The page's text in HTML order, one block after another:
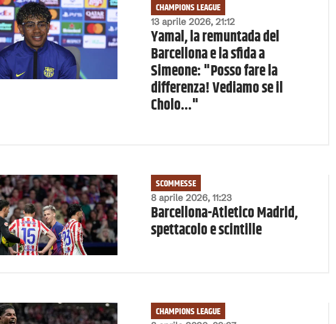
13 aprile 2026, 21:12
CHAMPIONS LEAGUE
Yamal, la remuntada del
Barcellona e la sfida a
Simeone: "Posso fare la
differenza! Vediamo se il
Cholo..."
8 aprile 2026, 11:23
SCOMMESSE
Barcellona-Atletico Madrid,
spettacolo e scintille
CHAMPIONS LEAGUE